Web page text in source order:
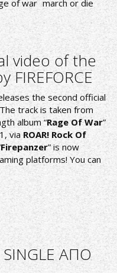
of war march or die
video of the
FIREFORCE
the second official
The track is taken from
album “Rage Of War”
viaROAR! Rock Of
Firepanzer” is now
platforms! You can
ΑΠΟ